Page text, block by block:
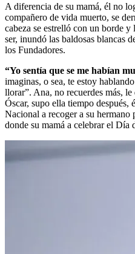
A diferencia de su mamá, él no
compañero de vida muerto, se
cabeza se estrelló con un borde
ser, inundó las baldosas blancas
los Fundadores.
“Yo sentía que se me habían
imaginas, o sea, te estoy
llorar”. Ana, no recuerdes más,
Óscar, supo ella tiempo después,
Nacional a recoger a su hermano
donde su mamá a celebrar el Día